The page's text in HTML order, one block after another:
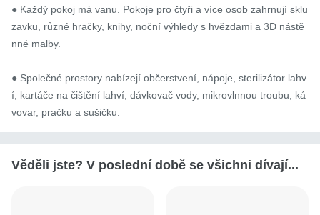
● Každý pokoj má vanu. Pokoje pro čtyři a více osob zahrnují sklu
zavku, různé hračky, knihy, noční výhledy s hvězdami a 3D nástě
nné malby.
● Společné prostory nabízejí občerstvení, nápoje, sterilizátor lahv
í, kartáče na čištění lahví, dávkovač vody, mikrovlnnou troubu, ká
vovar, pračku a sušičku.
Věděli jste? V poslední době se všichni dívají...